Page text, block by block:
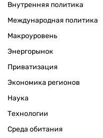
Внутренняя политика
Международная политика
Макроуровень
Энергорынок
Приватизация
Экономика регионов
Наука
Технологии
Среда обитания